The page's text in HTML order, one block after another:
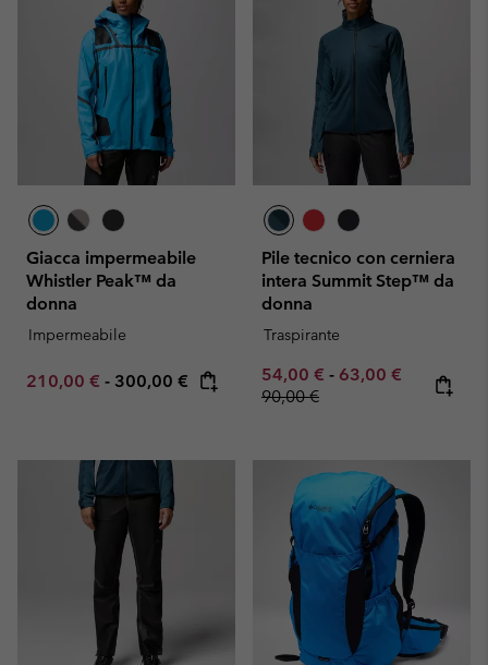
Giacca impermeabile
Whistler Peak™ da
donna
Impermeabile
Minimum sale price:
210,00 € - Maximum price:
300,00 €
Pile tecnico con cerniera
intera Summit Step™ da
donna
Traspirante
Minimum sale price:
54,00 € - Maximum sale
63,00 € Regular
90,00 €